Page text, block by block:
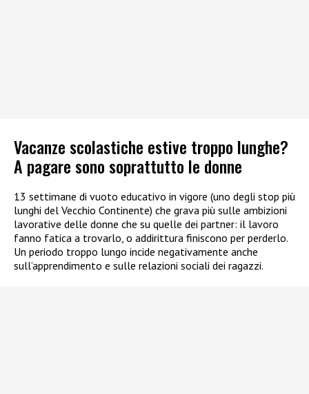
Vacanze scolastiche estive troppo lunghe?
A pagare sono soprattutto le donne
13 settimane di vuoto educativo in vigore (uno degli stop più
lunghi del Vecchio Continente) che grava più sulle ambizioni
lavorative delle donne che su quelle dei partner: il lavoro
fanno fatica a trovarlo, o addirittura finiscono per perderlo.
Un periodo troppo lungo incide negativamente anche
sull’apprendimento e sulle relazioni sociali dei ragazzi.